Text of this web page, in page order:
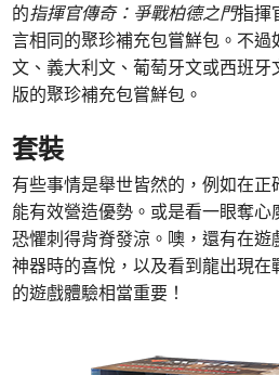
的指揮官傳奇：爭戰柏德之門指揮
言相同的聚珍補充包嘗鮮包。不
文、義大利文、葡萄牙文或西班
版的聚珍補充包嘗鮮包。
套裝
有些事情是舉世皆然的，例如在
能有效營造優勢。或是看一眼奪
恐懼刺得背脊發涼。噢，還有在
神器時的喜悅，以及看到龍出現
的遊戲體驗相當重要！